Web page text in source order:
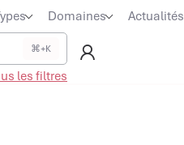
Domaines
Actualités
⌘+K
les filtres